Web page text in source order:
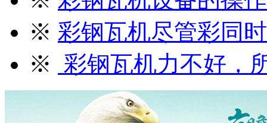
※ 彩钢瓦机尽管彩同
※
彩钢瓦机力不好，